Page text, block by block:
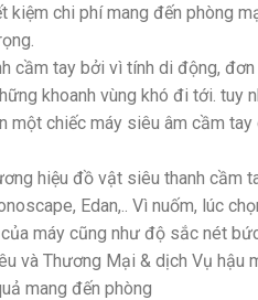
kiệm chi phí mang đến phòng
cầm tay bởi vì tính di động,
khoanh vùng khó đi tới. tuy
chiếc máy siêu âm cầm
hiệu đồ vật siêu thanh cầm
Edan,.. Vì nuốm, lúc
máy cũng như độ sắc nét
và Thương Mại & dịch Vụ hậu
mang đến phòng